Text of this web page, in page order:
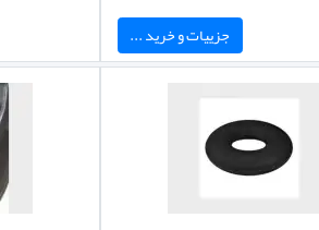
جزییات و خرید ...